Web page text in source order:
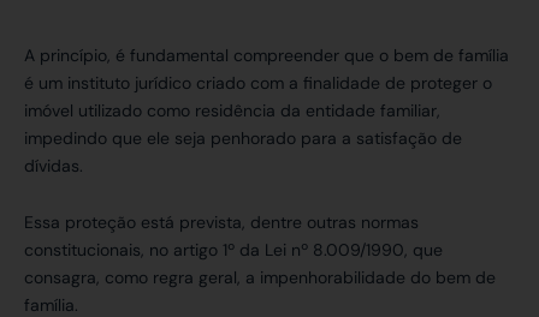
A princípio, é fundamental compreender que o bem de família
é um instituto jurídico criado com a finalidade de proteger o
imóvel utilizado como residência da entidade familiar,
impedindo que ele seja penhorado para a satisfação de
dívidas.
Essa proteção está prevista, dentre outras normas
constitucionais, no artigo 1º da Lei nº 8.009/1990, que
consagra, como regra geral, a impenhorabilidade do bem de
família.